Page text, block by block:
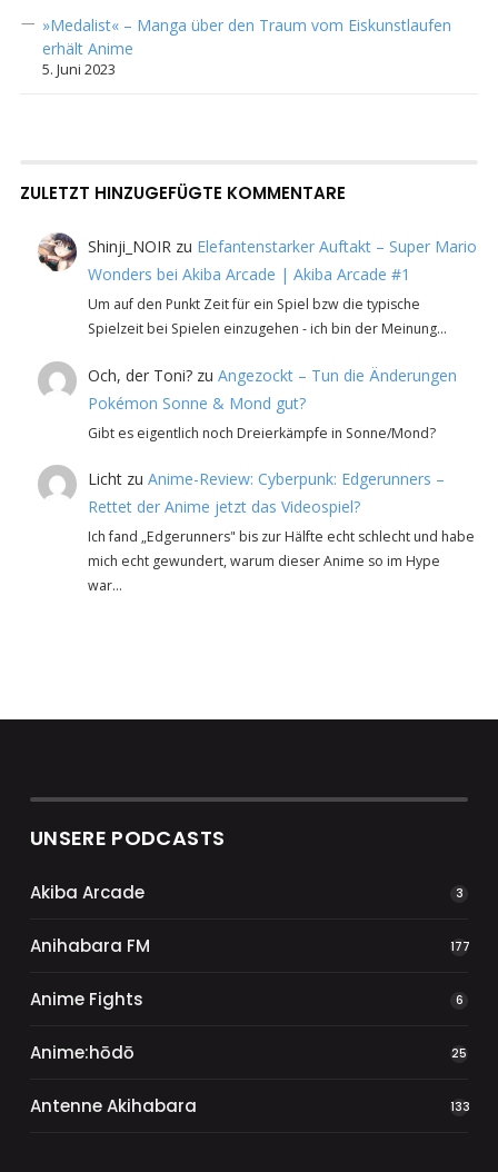
»Medalist« – Manga über den Traum vom Eiskunstlaufen
erhält Anime
5. Juni 2023
ZULETZT HINZUGEFÜGTE KOMMENTARE
Shinji_NOIR zu Elefantenstarker Auftakt – Super Mario
Wonders bei Akiba Arcade | Akiba Arcade #1
Um auf den Punkt Zeit für ein Spiel bzw die typische
Spielzeit bei Spielen einzugehen - ich bin der Meinung…
Och, der Toni? zuAngezockt – Tun die Änderungen
Pokémon Sonne & Mond gut?
Gibt es eigentlich noch Dreierkämpfe in Sonne/Mond?
Licht zuAnime-Review: Cyberpunk: Edgerunners –
Rettet der Anime jetzt das Videospiel?
Ich fand „Edgerunners" bis zur Hälfte echt schlecht und habe
mich echt gewundert, warum dieser Anime so im Hype
war…
UNSERE PODCASTS
Akiba Arcade 3
Anihabara FM 177
Anime Fights 6
Anime:hōdō 25
Antenne Akihabara 133